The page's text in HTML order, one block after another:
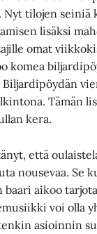
Nyt tilojen
lisäksi
omat
komea
Tämän
kera.
että
nousevaa. Se
aikoo
voi olla
asioinnin